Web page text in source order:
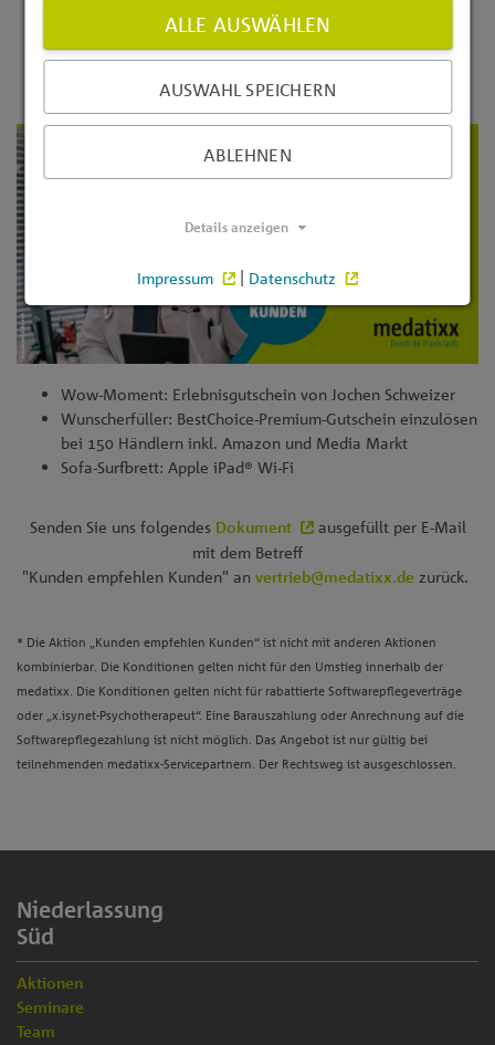
pflegevertrag für unsere Programme medatixx oder psyx führt,
können Sie
auswählen:
Wow-Moment: Erlebnisgutschein von Jochen Schweizer
Wunscherfüller: BestChoice-Premium-Gutschein einzulösen
bei 150 Händlern inkl. Amazon und Media Markt
Sofa-Surfbrett: Apple iPad® Wi-Fi
Senden Sie uns folgendes Dokument
ausgefüllt per E-Mail
mit dem Betreff
"Kunden empfehlen Kunden" an vertrieb@medatixx.de zurück.
* Die Aktion „Kunden empfehlen Kunden“ ist nicht mit anderen Aktionen
kombinierbar. Die Konditionen gelten nicht für den Umstieg innerhalb der
medatixx. Die Konditionen gelten nicht für rabattierte Softwarepflegeverträge
oder „x.isynet-Psychotherapeut“. Eine Barauszahlung oder Anrechnung auf die
Softwarepflegezahlung ist nicht möglich. Das Angebot ist nur gültig bei
teilnehmenden medatixx-Servicepartnern. Der Rechtsweg ist ausgeschlossen.
Niederlassung
Süd
Aktionen
Seminare
Team
ALLE AUSWÄHLEN
AUSWAHL SPEICHERN
ABLEHNEN
Details anzeigen
Impressum Datenschutz